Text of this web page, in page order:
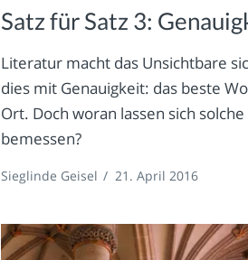
Satz für Satz 3:
Literatur macht das Unsichtbare
dies mit Genauigkeit: das beste
Ort. Doch woran lassen sich
bemessen?
Sieglinde Geisel / 21. April 2016